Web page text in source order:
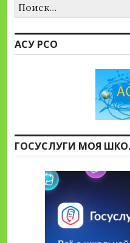
АСУ РСО
ГОСУСЛУГИ МОЯ